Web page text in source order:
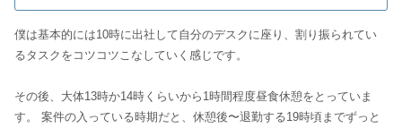
僕は基本的には10時に出社して自分のデスクに座り、割り振られてい
るタスクをコツコツこなしていく感じです。
その後、大体13時か14時くらいから1時間程度昼食休憩をとっていま
す。 案件の入っている時期だと、休憩後〜退勤する19時頃までずっと